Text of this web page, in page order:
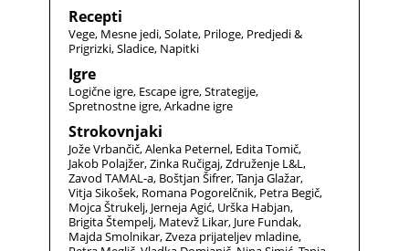
Recepti
Vege Mesne jedi Solate Priloge Predjedi &
Prigrizki Sladice Napitki
Igre
Logične igre Escape igre Strategije
Spretnostne igre Arkadne igre
Strokovnjaki
Jože Vrbančič Alenka Peternel Edita Tomič
Jakob Polajžer Zinka Ručigaj Združenje L&L
Zavod TAMAL-a Boštjan Šifrer Tanja Glažar
Vitja Sikošek Romana Pogorelčnik Petra Begič
Mojca Štrukelj Jerneja Agić Urška Habjan
Brigita Štempelj Matevž Likar Jure Fundak
Majda Smolnikar Zveza prijateljev mladine